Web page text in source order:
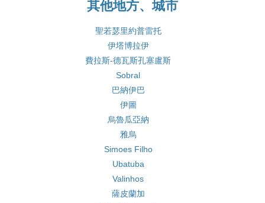
其他地方、城市
聖若瑟里約普雷托
伊塔博拉伊
費拉斯-德瓦斯孔塞盧斯
Sobral
巴納伊巴
伊圖
烏魯瓜亞納
雅烏
Simoes Filho
Ubatuba
Valinhos
薩皮蘭加